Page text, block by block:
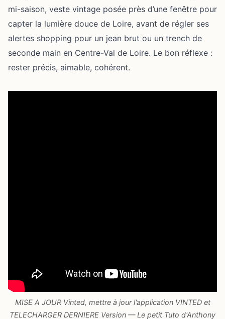
mi-saison, veste vintage posée près d’une fenêtre pour
capter la lumière douce de Loire, avant de régler ses
alertes shopping pour un jean brut ou un trench de
seconde main en Centre-Val de Loire. Le bon réflexe :
rester précis, aimable, cohérent.
MISE A JOUR Vinted, mettre à jour l'application VINTED et
TELECHARGER DERNIERE Version — Le petit Tuto d'Anthony